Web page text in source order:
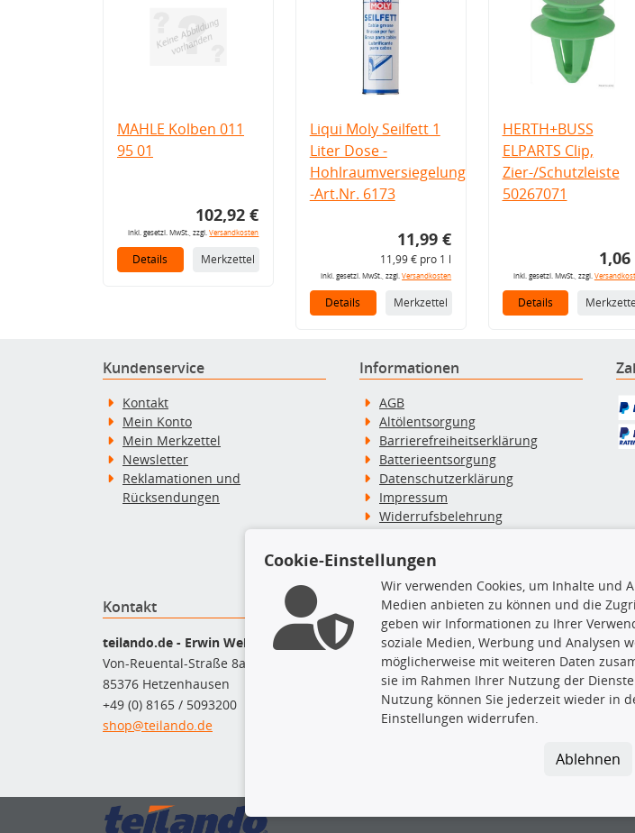
MAHLE Kolben 011
95 01
102,92 €
inkl. gesetzl. MwSt., zzgl.Versandkosten
Details Merkzettel
Liqui Moly Seilfett 1
Liter Dose -
Hohlraumversiegelung
-Art.Nr. 6173
11,99 €
11,99 € pro 1 l
inkl. gesetzl. MwSt., zzgl.Versandkosten
Details Merkzettel
HERTH+BUSS
ELPARTS Clip,
Zier-/Schutzleiste
50267071
1,06
inkl. gesetzl. MwSt., zzgl.
Details
Kundenservice
Kontakt
Mein Konto
Mein Merkzettel
Newsletter
Reklamationen und
Rücksendungen
Informationen
AGB
Altölentsorgung
Barrierefreiheitserklärung
Batterieentsorgung
Datenschutzerklärung
Impressum
Widerrufsbelehrung
Widerruf des Vertrags
Zahlung & Versand
Kontakt
teilando.de - Erwin Weber GmbH
Von-Reuental-Straße 8a
85376 Hetzenhausen
+49 (0) 8165 / 5093200
shop@teilando.de
Top Produkte
Beleuchtung
Bremsbeläge
Bremsscheiben
Kupplungssatz
Querlenker
Cookie-Einstellungen
Wir verwenden Cookies, um Inhalte und
Medien anbieten zu können und die
geben wir Informationen zu Ihrer
soziale Medien, Werbung und Analysen
möglicherweise mit weiteren Daten
sie im Rahmen Ihrer Nutzung der
Nutzung können Sie jederzeit wieder in
Einstellungen widerrufen.
Ablehnen